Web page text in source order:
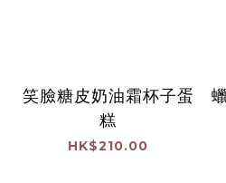
笑臉糖皮奶油霜杯子蛋
糕
HK$210.00